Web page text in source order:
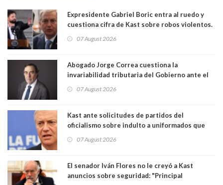
Expresidente Gabriel Boric entra al ruedo y
cuestiona cifra de Kast sobre robos violentos.
07 August 2026
Abogado Jorge Correa cuestiona la
invariabilidad tributaria del Gobierno ante el
democracia” y "defendemos la alternancia en el
07 August 2026
Kast ante solicitudes de partidos del
oficialismo sobre indulto a uniformados que
07 August 2026
El senador Iván Flores no le creyó a Kast
anuncios sobre seguridad: "Principal